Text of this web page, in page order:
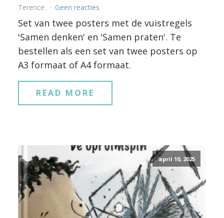
Terence Geen reacties
Set van twee posters met de vuistregels
'Samen denken' en 'Samen praten'. Te
bestellen als een set van twee posters op
A3 formaat of A4 formaat.
READ MORE
april 10, 2025